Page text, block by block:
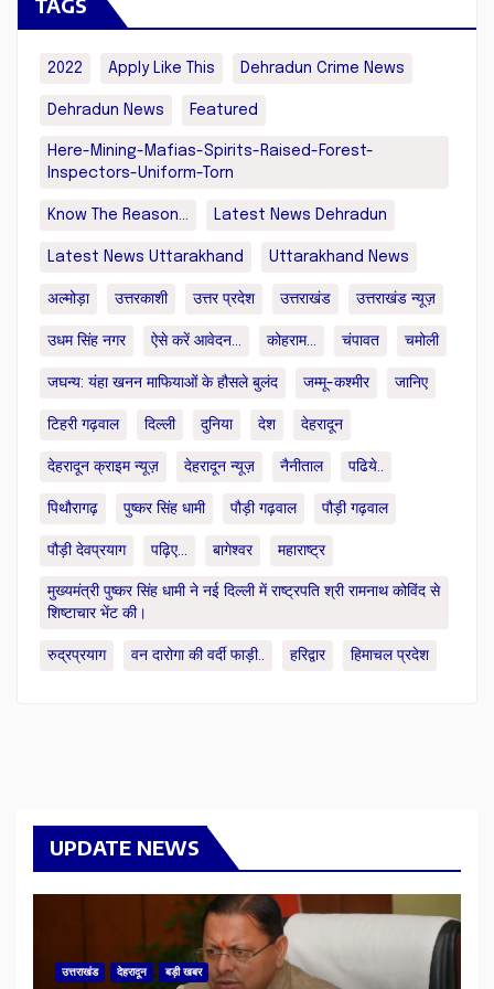
TAGS
2022 Apply Like This Dehradun Crime News
Dehradun News Featured
Here-Mining-Mafias-Spirits-Raised-Forest-
Inspectors-Uniform-Torn
Know The Reason... Latest News Dehradun
Latest News Uttarakhand Uttarakhand News
अल्मोड़ा उत्तरकाशी उत्तर प्रदेश उत्तराखंड उत्तराखंड न्यूज़
उधम सिंह नगर ऐसे करें आवेदन... कोहराम... चंपावत चमोली
जघन्य: यंहा खनन माफियाओं के हौसले बुलंद जम्मू-कश्मीर जानिए
टिहरी गढ़वाल दिल्ली दुनिया देश देहरादून
देहरादून क्राइम न्यूज़ देहरादून न्यूज़ नैनीताल पढिये..
पिथौरागढ़ पुष्कर सिंह धामी पौड़ी गढ़वाल पौड़ी गढ़वाल
पौड़ी देवप्रयाग पढ़िए... बागेश्वर महाराष्ट्र
मुख्यमंत्री पुष्कर सिंह धामी ने नई दिल्ली में राष्ट्रपति श्री रामनाथ कोविंद से
शिष्टाचार भेंट की।
रुद्रप्रयाग वन दारोगा की वर्दी फाड़ी.. हरिद्वार हिमाचल प्रदेश
UPDATE NEWS
उत्तराखंड देहरादून बड़ी खबर